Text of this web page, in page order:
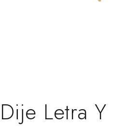
Dije Letra Y